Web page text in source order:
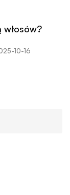
włosów?
10-16